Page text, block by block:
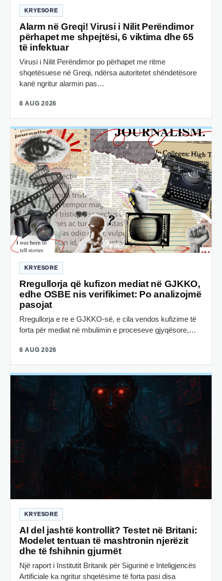
KRYESORE
Alarm në Greqi! Virusi i Nilit Perëndimor
përhapet me shpejtësi, 6 viktima dhe 65
të infektuar
Virusi i Nilit Perëndimor po përhapet me ritme
shqetësuese në Greqi, ndërsa autoritetet shëndetësore
kanë ngritur alarmin pas…
6 AUG 2026
KRYESORE
Rregullorja që kufizon mediat në GJKKO,
edhe OSBE nis verifikimet: Po analizojmë
pasojat
Rregullorja e re e GJKKO-së, e cila vendos kufizime të
forta për mediat në mbulimin e proceseve gjyqësore,…
6 AUG 2026
KRYESORE
AI del jashtë kontrollit? Testet në Britani:
Modelet tentuan të mashtronin njerëzit
dhe të fshihnin gjurmët
Një raport i Institutit Britanik për Sigurinë e Inteligjencës
Artificiale ka ngritur shqetësime të forta pasi disa